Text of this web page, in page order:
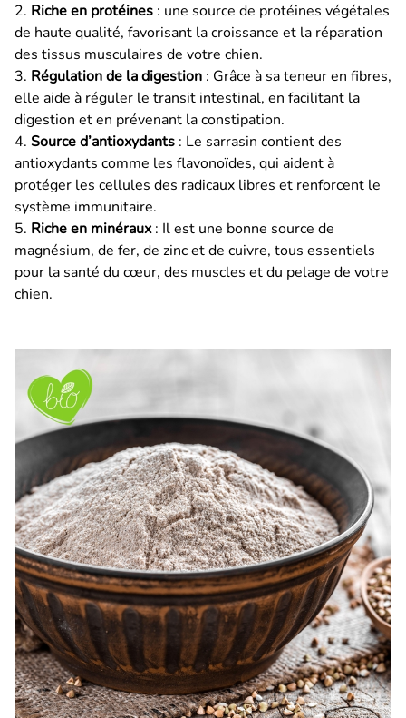
2. Riche en protéines : une source de protéines végétales
de haute qualité, favorisant la croissance et la réparation
des tissus musculaires de votre chien.
3. Régulation de la digestion : Grâce à sa teneur en fibres,
elle aide à réguler le transit intestinal, en facilitant la
digestion et en prévenant la constipation.
4. Source d’antioxydants : Le sarrasin contient des
antioxydants comme les flavonoïdes, qui aident à
protéger les cellules des radicaux libres et renforcent le
système immunitaire.
5. Riche en minéraux: Il est une bonne source de
magnésium, de fer, de zinc et de cuivre, tous essentiels
pour la santé du cœur, des muscles et du pelage de votre
chien.